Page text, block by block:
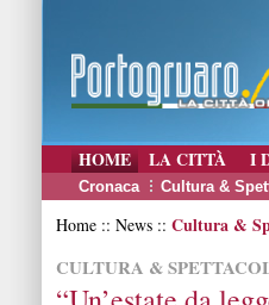
HOME LA CITTÀ I
Cronaca Cultura &
Home :: News :: Cultura &
CULTURA &